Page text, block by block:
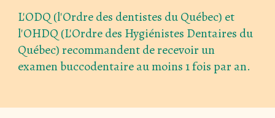
L'ODQ (l'Ordre des dentistes du Québec) et
l'OHDQ (L'Ordre des Hygiénistes Dentaires du
Québec)recommandent de recevoir un
examen buccodentaire au moins1 fois par an.